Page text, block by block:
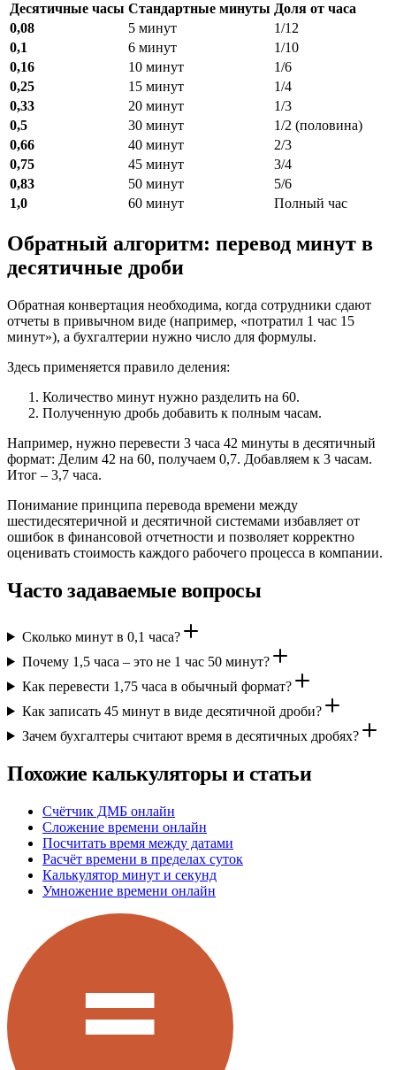
Десятичные часы Стандартные минуты Доля от часа
0,08
5 минут
1/12
0,1
6 минут
1/10
0,16
10 минут
1/6
0,25
15 минут
1/4
0,33
20 минут
1/3
0,5
30 минут
1/2 (половина)
0,66
40 минут
2/3
0,75
45 минут
3/4
0,83
50 минут
5/6
1,0
60 минут Полный час
Обратный алгоритм: перевод минут в
десятичные дроби
Обратная конвертация необходима, когда сотрудники сдают
отчеты в привычном виде (например, «потратил 1 час 15
минут»), а бухгалтерии нужно число для формулы.
Здесь применяется правило деления:
Количество минут нужно разделить на 60.
Полученную дробь добавить к полным часам.
Например, нужно перевести 3 часа 42 минуты в десятичный
формат: Делим 42 на 60, получаем 0,7. Добавляем к 3 часам.
Итог – 3,7 часа.
Понимание принципа перевода времени между
шестидесятеричной и десятичной системами избавляет от
ошибок в финансовой отчетности и позволяет корректно
оценивать стоимость каждого рабочего процесса в компании.
Часто задаваемые вопросы
Сколько минут в 0,1 часа?
Почему 1,5 часа – это не 1 час 50 минут?
Как перевести 1,75 часа в обычный формат?
Как записать 45 минут в виде десятичной дроби?
Зачем бухгалтеры считают время в десятичных дробях?
Похожие калькуляторы и статьи
Счётчик ДМБ онлайн
Сложение времени онлайн
Посчитать время между датами
Расчёт времени в пределах суток
Калькулятор минут и секунд
Умножение времени онлайн